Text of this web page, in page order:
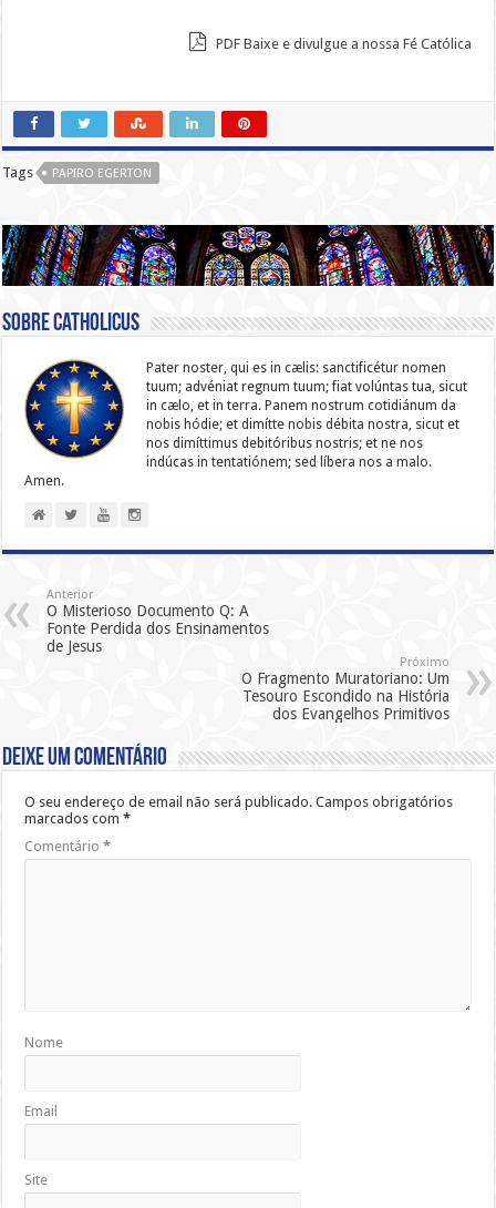
PDF Baixe e divulgue a nossa Fé Católica
Tags PAPIRO EGERTON
Sobre catholicus
Pater noster, qui es in cælis: sanc­ti­ficétur nomen
tuum; advéniat regnum tuum; fiat volúntas tua, sicut
in cælo, et in terra. Panem nostrum cotidiánum da
nobis hódie; et dimítte nobis débita nostra, sicut et
nos dimíttimus debitóribus nostris; et ne nos
indúcas in ten­ta­tiónem; sed líbera nos a malo.
Amen.
Anterior
O Misterioso Documento Q: A
Fonte Perdida dos Ensinamentos
de Jesus
Próximo
O Fragmento Muratoriano: Um
Tesouro Escondido na História
dos Evangelhos Primitivos
Deixe um comentário
O seu endereço de email não será publicado. Campos obrigatórios
marcados com*
Comentário*
Nome
Email
Site